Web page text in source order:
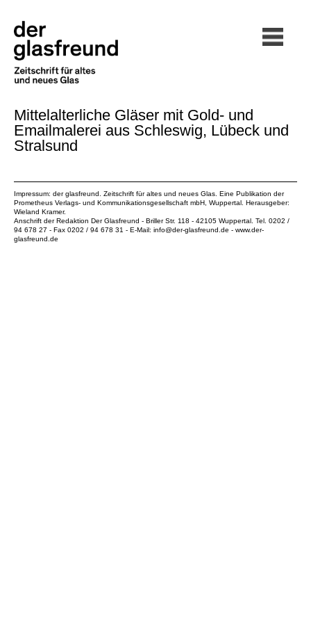
Mittelalterliche Gläser mit Gold- und
Emailmalerei aus Schleswig, Lübeck und
Stralsund
Impressum: der glasfreund. Zeitschrift für altes und neues Glas. Eine Publikation der
Prometheus Verlags- und Kommunikationsgesellschaft mbH , Wuppertal. Herausgeber:
Wieland Kramer.
Anschrift der Redaktion Der Glasfreund - Briller Str. 118 - 42105 Wuppertal. Tel. 0202 /
94 678 27 - Fax 0202 / 94 678 31 - E-Mail: info@der-glasfreund.de - www.der-
glasfreund.de